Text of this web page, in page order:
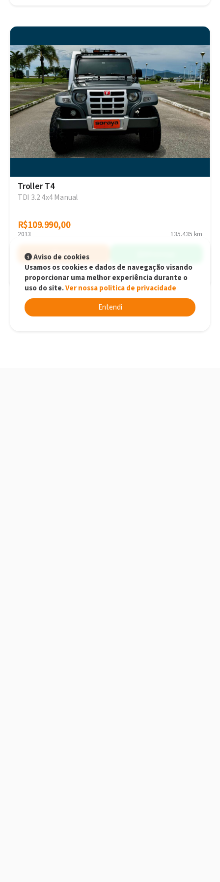
Troller T4
TDI 3.2 4x4 Manual
R$109.990,00
R$109.990,00
2013 135.435 km
Simular
Florianópolis - SC
Aviso de cookies
Usamos os cookies e dados de navegação visando
proporcionar uma melhor experiência durante o
uso do site.Ver nossa politica de privacidade
Entendi